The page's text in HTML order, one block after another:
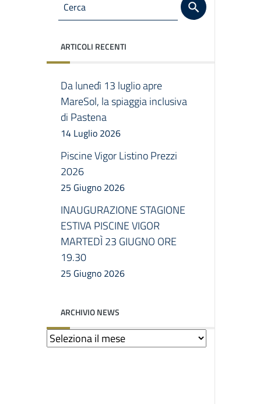
ARTICOLI RECENTI
Da lunedì 13 luglio apre
MareSol, la spiaggia inclusiva
di Pastena
14 Luglio 2026
Piscine Vigor Listino Prezzi
2026
25 Giugno 2026
INAUGURAZIONE STAGIONE
ESTIVA PISCINE VIGOR
MARTEDÌ 23 GIUGNO ORE
19.30
25 Giugno 2026
ARCHIVIO NEWS
Archivio